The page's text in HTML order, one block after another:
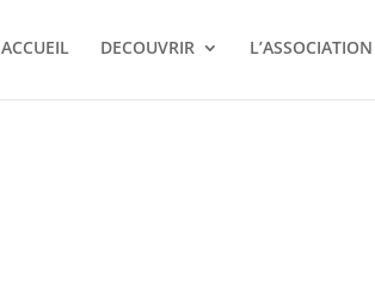
ACCUEIL DECOUVRIR L’ASSOCIATION